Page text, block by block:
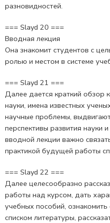
разновидностей.
=== Slayd 20 ===
Вводная лекция
Она знакомит студентов с
ролью и местом в системе
=== Slayd 21 ===
Далее дается краткий обзор
науки, имена известных
научные проблемы,
перспективы развития науки
вводной лекции важно
практикой будущей работы
=== Slayd 22 ===
Далее целесообразно
работы над курсом, дать
учебных пособий,
списком литературы,